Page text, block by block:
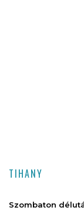
TIHANY
Szombaton